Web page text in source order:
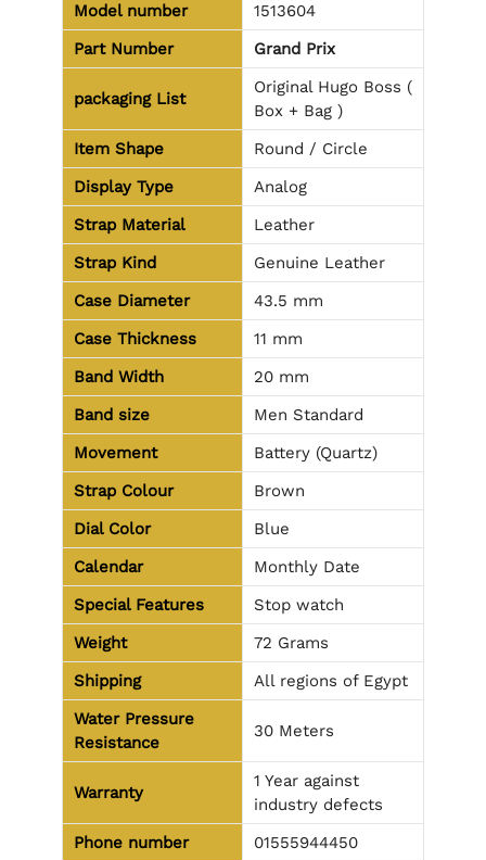
Model number
1513604
Part Number
Grand Prix
packaging List
Original Hugo Boss (
Box + Bag )
Item Shape
Round / Circle
Display Type
Analog
Strap Material
Leather
Strap Kind
Genuine Leather
Case Diameter
43.5 mm
Case Thickness
11 mm
Band Width
20 mm
Band size
Men Standard
Movement
Battery (Quartz)
Strap Colour
Brown
Dial Color
Blue
Calendar
Monthly Date
Special Features
Stop watch
Weight
72 Grams
Shipping
All regions of Egypt
Water Pressure
Resistance
30 Meters
Warranty
1 Year against
industry defects
Phone number
01555944450